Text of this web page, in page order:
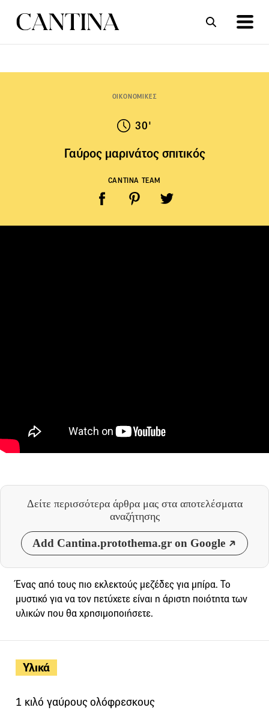
ΟΙΚΟΝΟΜΙΚΕΣ
30'
Γαύρος μαρινάτος σπιτικός
CANTINA TEAM
Δείτε περισσότερα άρθρα μας στα αποτελέσματα
αναζήτησης
Add Cantina.protothema.gr on Google
Υλικά
1 κιλό γαύρους ολόφρεσκους
Ένας από τους πιο εκλεκτούς μεζέδες για μπίρα. Το
μυστικό για να τον πετύχετε είναι η άριστη ποιότητα των
υλικών που θα χρησιμοποιήσετε.